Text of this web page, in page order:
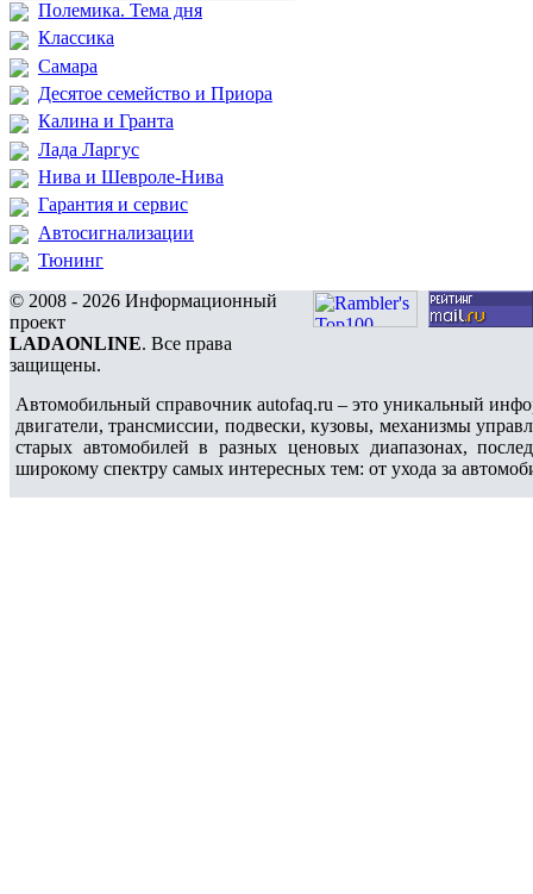
Полемика. Тема дня
Классика
Самара
Десятое семейство и Приора
Калина и Гранта
Лада Ларгус
Нива и Шевроле-Нива
Гарантия и сервис
Автосигнализации
Тюнинг
© 2008 - 2026 Информационный
проект
LADAONLINE. Все права
защищены.
Автомобильный справочник autofaq.ru – это уникальный
двигатели, трансмиссии, подвески, кузовы, механизмы
старых автомобилей в разных ценовых диапазонах,
широкому спектру самых интересных тем: от ухода за